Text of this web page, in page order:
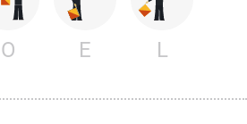
O E L